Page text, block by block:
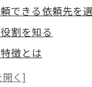
できる依頼先を
割を知る
徴とは
きポイント